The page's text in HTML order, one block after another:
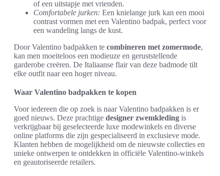
of een uitstapje met vrienden.
Comfortabele jurken: Een knielange jurk kan een mooi
contrast vormen met een Valentino badpak, perfect voor
een wandeling langs de kust.
Door Valentino badpakken te combineren met zomermode,
kan men moeiteloos een modieuze en geruststellende
garderobe creëren. De Italiaanse flair van deze badmode tilt
elke outfit naar een hoger niveau.
Waar Valentino badpakken te kopen
Voor iedereen die op zoek is naar Valentino badpakken is er
goed nieuws. Deze prachtige designer zwemkleding is
verkrijgbaar bij geselecteerde luxe modewinkels en diverse
online platforms die zijn gespecialiseerd in exclusieve mode.
Klanten hebben de mogelijkheid om de nieuwste collecties en
unieke ontwerpen te ontdekken in officiële Valentino-winkels
en geautoriseerde retailers.